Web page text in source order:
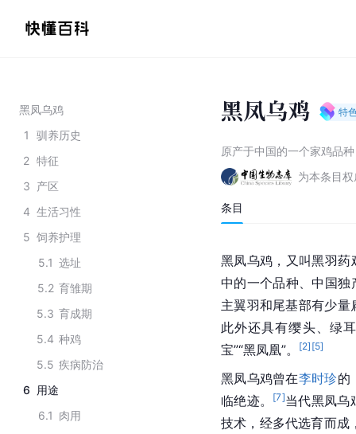
黑凤乌鸡
1
驯养历史
2 特征
3 产区
4 生活习性
5 饲养护理
5.1 选址
5.2 育雏期
5.3 育成期
5.4 种鸡
5.5 疾病防治
6
用途
6.1 肉用
黑凤乌鸡 特
原产于中国的一个家鸡品种
为本条目
条目
黑凤乌鸡，又叫黑羽
中的一个品种、中国
主翼羽和尾基部有少
此外还具有缨头、绿
宝”“黑凤凰”。
[2] [5]
黑凤乌鸡曾在李时珍的
临绝迹。
[7]当代黑凤乌
技术，经多代选育而成